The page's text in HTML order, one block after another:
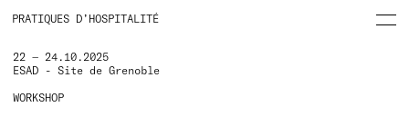
PRATIQUES D’HOSPITALITÉ
22 — 24.10.2025
ESAD - Site de Grenoble
WORKSHOP